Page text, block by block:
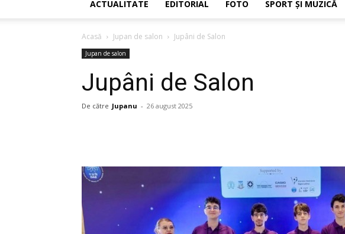
ACTUALITATE EDITORIAL FOTO SPORT ȘI MUZICĂ
Acasă Jupan de salon Jupâni de Salon
Jupan de salon
Jupâni de Salon
De către Jupanu - 26 august 2025